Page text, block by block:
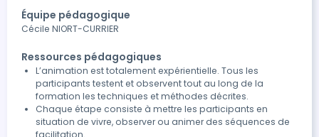
Équipe pédagogique
Cécile NIORT-CURRIER
Ressources pédagogiques
L’animation est totalement expérientielle. Tous les
participants testent et observent tout au long de la
formation les techniques et méthodes décrites.
Chaque étape consiste à mettre les participants en
situation de vivre, observer ou animer des séquences de
facilitation.